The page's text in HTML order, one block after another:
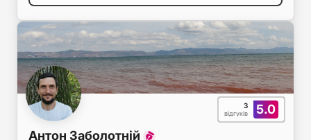
5.0
3
відгуків
Антон Заболотній